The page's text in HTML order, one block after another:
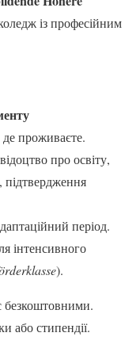
із професійним
де проживаєте.
про освіту,
період.
інтенсивного
).
безкоштовними.
або стипендії.